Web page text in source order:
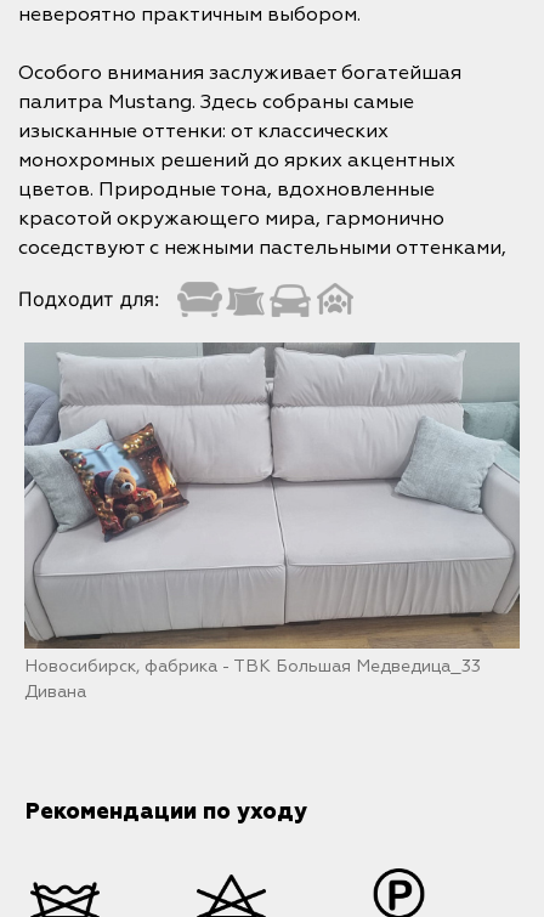
невероятно практичным выбором.
Особого внимания заслуживает богатейшая
палитра Mustang. Здесь собраны самые
изысканные оттенки: от классических
монохромных решений до ярких акцентных
цветов. Природные тона, вдохновленные
красотой окружающего мира, гармонично
соседствуют с нежными пастельными оттенками,
Подходит для:
Новосибирск, фабрика - ТВК Большая Медведица_33
Дивана
Рекомендации по уходу